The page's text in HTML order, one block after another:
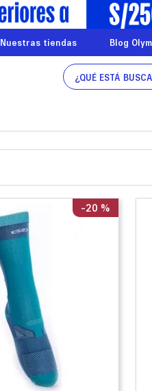
Nuestras tiendas Blog
¿Qué está
-20 %